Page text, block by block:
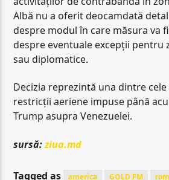
Albă nu a oferit deocamdată
despre modul în care măsura va
despre eventuale excepții
sau diplomatice.
Decizia reprezintă una dintre
restricții aeriene impuse până
Trump asupra Venezuelei.
sursă:ziua.md
Tagged as america GOLD FM